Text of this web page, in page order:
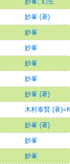
妙峯 (著)
妙峯
妙峯
妙峯
妙峯
妙峯 (著)
木村泰賢 (著
妙峯 (著)
妙峯
妙峯